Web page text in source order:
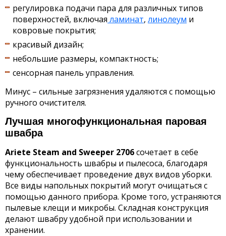
регулировка подачи пара для различных типов
поверхностей, включая ламинат, линолеум и
ковровые покрытия;
красивый дизайн;
небольшие размеры, компактность;
сенсорная панель управления.
Минус – сильные загрязнения удаляются с помощью
ручного очистителя.
Лучшая многофункциональная паровая
швабра
Ariete Steam and Sweeper 2706сочетает в себе
функциональность швабры и пылесоса, благодаря
чему обеспечивает проведение двух видов уборки.
Все виды напольных покрытий могут очищаться с
помощью данного прибора. Кроме того, устраняются
пылевые клещи и микробы. Складная конструкция
делают швабру удобной при использовании и
хранении.